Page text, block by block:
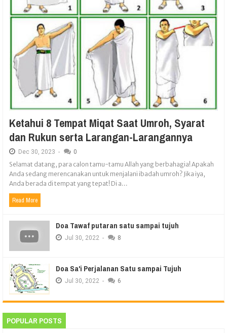
Ketahui 8 Tempat Miqat Saat Umroh, Syarat
dan Rukun serta Larangan-Larangannya
Dec 30, 2023 - 0
Selamat datang, para calon tamu-tamu Allah yang berbahagia! Apakah
Anda sedang merencanakan untuk menjalani ibadah umroh? Jika iya,
Anda berada di tempat yang tepat! Di a...
Read More
Doa Tawaf putaran satu sampai tujuh
Jul 30, 2022 - 8
Doa Sa'i Perjalanan Satu sampai Tujuh
Jul 30, 2022 - 6
POPULAR POSTS